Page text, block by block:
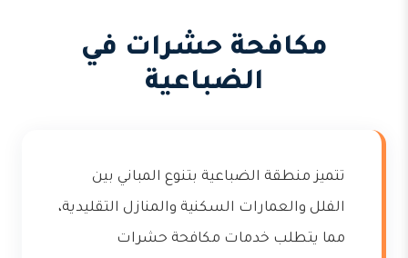
مكافحة حشرات في
الضباعية
تتميز منطقة الضباعية بتنوع المباني بين
الفلل والعمارات السكنية والمنازل التقليدية،
مما يتطلب خدمات مكافحة حشرات